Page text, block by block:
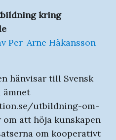
kring
Per-Arne Håkansson
hänvisar till Svensk
ämnet
utbildning-om-
att höja kunskapen
om kooperativt